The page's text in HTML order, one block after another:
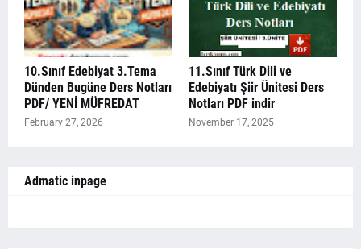
10.Sınıf Edebiyat 3.Tema
Dünden Bugüne Ders Notları
PDF/ YENİ MÜFREDAT
February 27, 2026
11.Sınıf Türk Dili ve
Edebiyatı Şiir Ünitesi Ders
Notları PDF indir
November 17, 2025
Admatic inpage